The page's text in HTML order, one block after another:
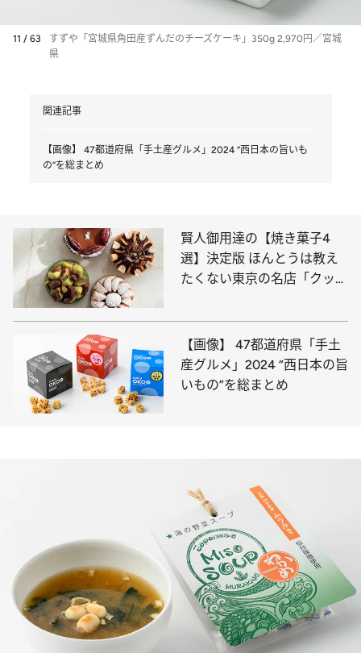
11 / 63
すずや「宮城県角田産ずんだのチーズケーキ」350g 2,970円／宮城
県
関連記事
【画像】 47都道府県「手土産グルメ」2024 “西日本の旨いも
の”を総まとめ
賢人御用達の【焼き菓子4
選】決定版 ほんとうは教え
たくない東京の名店「クッキ
【画像】 47都道府県「手土
産グルメ」2024 “西日本の旨
いもの”を総まとめ